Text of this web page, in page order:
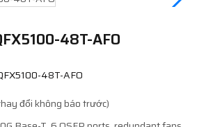
48T-AFO
48T-AFO
đổi không báo trước)